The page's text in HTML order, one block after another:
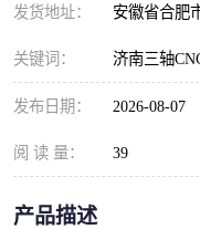
发货地址： 安徽省合肥
关键词： 济南三轴
发布日期： 2026-08-07
阅 读 量： 39
产品描述